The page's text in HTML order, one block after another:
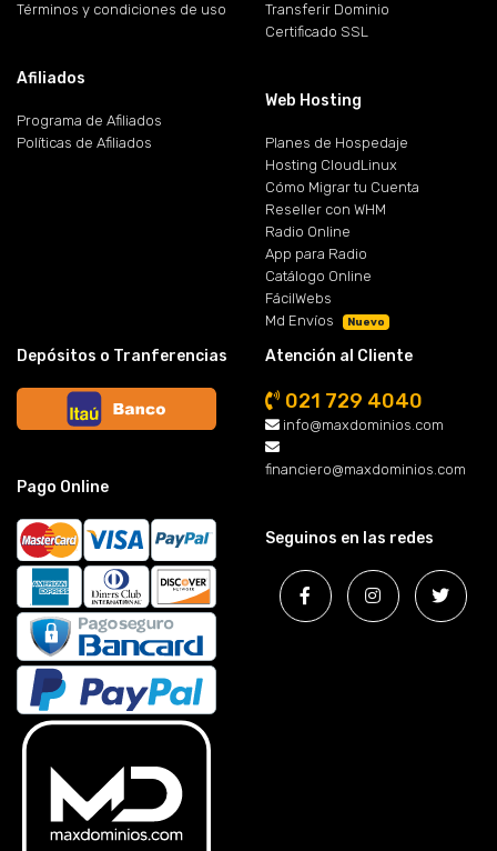
Términos y condiciones de uso
Afiliados
Programa de Afiliados
Políticas de Afiliados
Transferir Dominio
Certificado SSL
Web Hosting
Planes de Hospedaje
Hosting CloudLinux
Cómo Migrar tu Cuenta
Reseller con WHM
Radio Online
App para Radio
Catálogo Online
FácilWebs
Md Envíos
Nuevo
Depósitos o Tranferencias
Pago Online
Atención al Cliente
021 729 4040
info@maxdominios.com
financiero@maxdominios.com
Seguinos en las redes